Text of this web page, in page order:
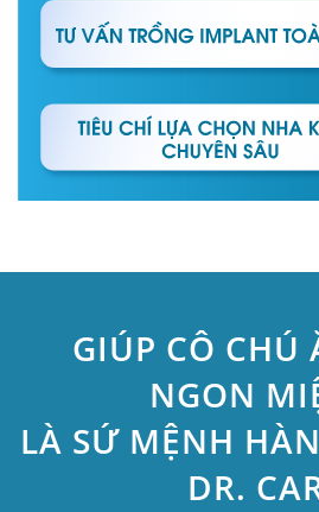
GIÚP CÔ CHÚ
NGON
LÀ SỨ MỆNH
DR.